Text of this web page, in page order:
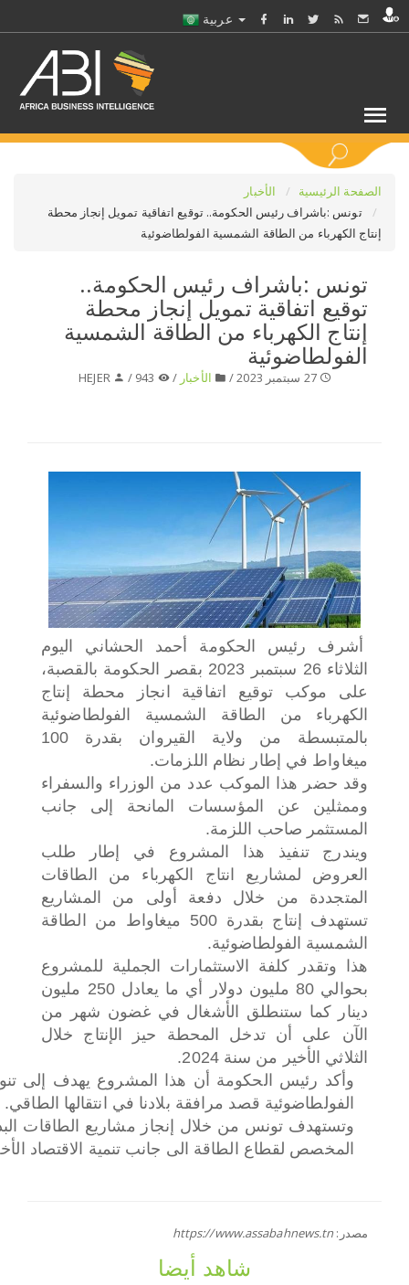
حدد الفرع
الصفحة الرئيسية
الأخبار
تونس :باشراف رئيس الحكومة.. توقيع اتفاقية تمويل إنجاز محطة
إنتاج الكهرباء من الطاقة الشمسية الفولطاضوئية
تونس :باشراف رئيس الحكومة..
توقيع اتفاقية تمويل إنجاز محطة
إنتاج الكهرباء من الطاقة الشمسية
الفولطاضوئية
27 سبتمبر 2023 / الأخبار /
HEJER
أشرف رئيس الحكومة أحمد الحشاني اليوم
الثلاثاء 26 سبتمبر 2023 بقصر الحكومة بالقصبة،
على موكب توقيع اتفاقية انجاز محطة إنتاج
الكهرباء من الطاقة الشمسية الفولطاضوئية
بالمتبسطة من ولاية القيروان بقدرة 100
ميغاواط في إطار نظام اللزمات.
وقد حضر هذا الموكب عدد من الوزراء والسفراء
وممثلين عن المؤسسات المانحة إلى جانب
المستثمر صاحب اللزمة.
ويندرج تنفيذ هذا المشروع في إطار طلب
العروض لمشاريع انتاج الكهرباء من الطاقات
المتجددة من خلال دفعة أولى من المشاريع
تستهدف إنتاج بقدرة 500 ميغاواط من الطاقة
الشمسية الفولطاضوئية.
هذا وتقدر كلفة الاستثمارات الجملية للمشروع
بحوالي 80 مليون دولار أي ما يعادل 250 مليون
دينار كما ستنطلق الأشغال في غضون شهر من
الآن على أن تدخل المحطة حيز الإنتاج خلال
الثلاثي الأخير من سنة 2024.
وأكد رئيس الحكومة أن هذا المشروع يهدف إلى
الفولطاضوئية قصد مرافقة بلادنا في انتقالها الطاقي.
وتستهدف تونس من خلال إنجاز مشاريع الطاقات
المخصص لقطاع الطاقة الى جانب تنمية الاقتصاد
مصدر: https://www.assabahnews.tn
شاهد أيضا